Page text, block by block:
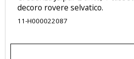
decoro rovere selvatico.
11-H000022087